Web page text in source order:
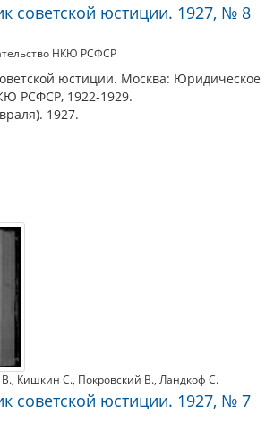
советской юстиции. 1927, № 8
НКЮ РСФСР
юстиции. Москва: Юридическое
РСФСР, 1922-1929.
1927.
, Кишкин С., Покровский В., Ландкоф С.
советской юстиции. 1927, № 7